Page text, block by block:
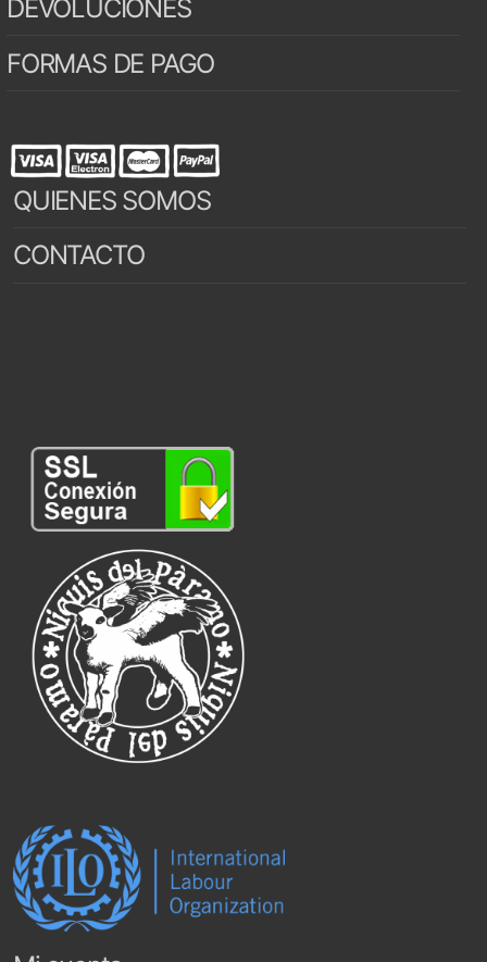
DEVOLUCIONES
FORMAS DE PAGO
QUIENES SOMOS
CONTACTO